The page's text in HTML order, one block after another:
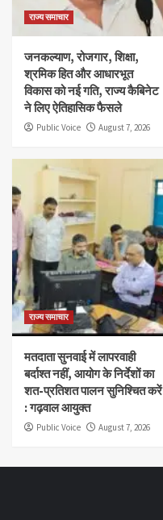
राज्य समाचार
जनकल्याण, रोजगार, शिक्षा,
श्रमिक हित और आधारभूत
विकास को नई गति, राज्य कैबिनेट
ने लिए ऐतिहासिक फैसले
Public Voice August 7, 2026
राज्य समाचार
मतदाता सुनवाई में लापरवाही
बर्दाश्त नहीं, आयोग के निर्देशों का
शत-प्रतिशत पालन सुनिश्चित करें
: गढ़वाल आयुक्त
Public Voice August 7, 2026